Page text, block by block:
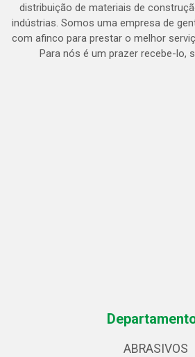
distribuição de materiais de
indústrias. Somos uma empresa de
com afinco para prestar o melhor
Para nós é um prazer recebe-lo,
ABRASIVOS